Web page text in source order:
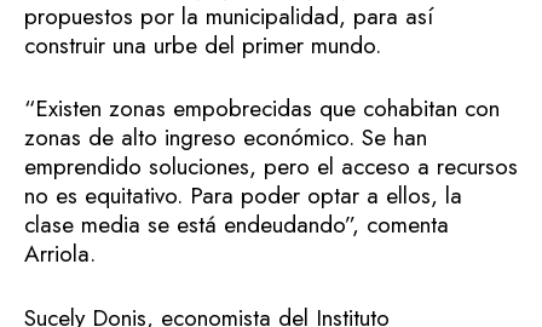
propuestos por la municipalidad, para así
construir una urbe del primer mundo.
“Existen zonas empobrecidas que cohabitan con
zonas de alto ingreso económico. Se han
emprendido soluciones, pero el acceso a recursos
no es equitativo. Para poder optar a ellos, la
clase media se está endeudando”, comenta
Arriola.
Sucely Donis, economista del Instituto